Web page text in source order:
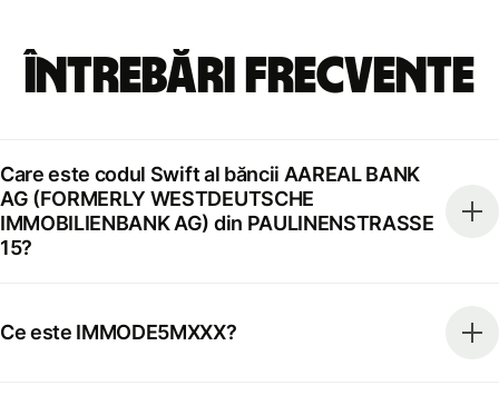
Întrebări frecvente
Care este codul Swift al băncii AAREAL BANK
AG (FORMERLY WESTDEUTSCHE
IMMOBILIENBANK AG) din PAULINENSTRASSE
15?
Ce este IMMODE5MXXX?